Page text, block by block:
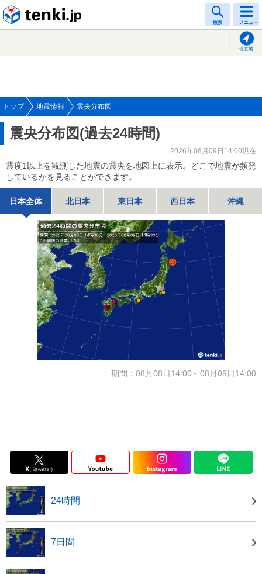
検索 メニュー
現在地
トップ 地震情報 震央分布図
震央分布図(過去24時間)
2026年08月09日14:00現在
震度1以上を観測した地震の震央を地図上に表示。どこで地震が頻発
しているかを見ることができます。
日本全体 北日本 東日本 西日本 沖縄
期間：08月08日14:00～08月09日14:00
24時間
7日間